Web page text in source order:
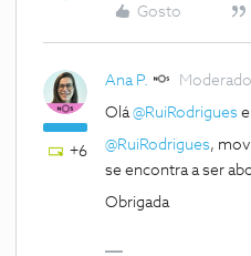
Gosto
+6
Ana P.
Olá@RuiRodrigues e
@RuiRodrigues,
se encontra a ser
Obrigada